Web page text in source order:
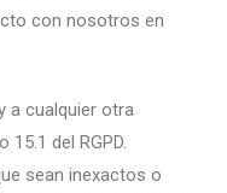
con nosotros en
a cualquier otra
del RGPD.
sean inexactos o